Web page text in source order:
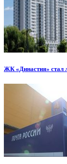
ЖК «Династия» стал